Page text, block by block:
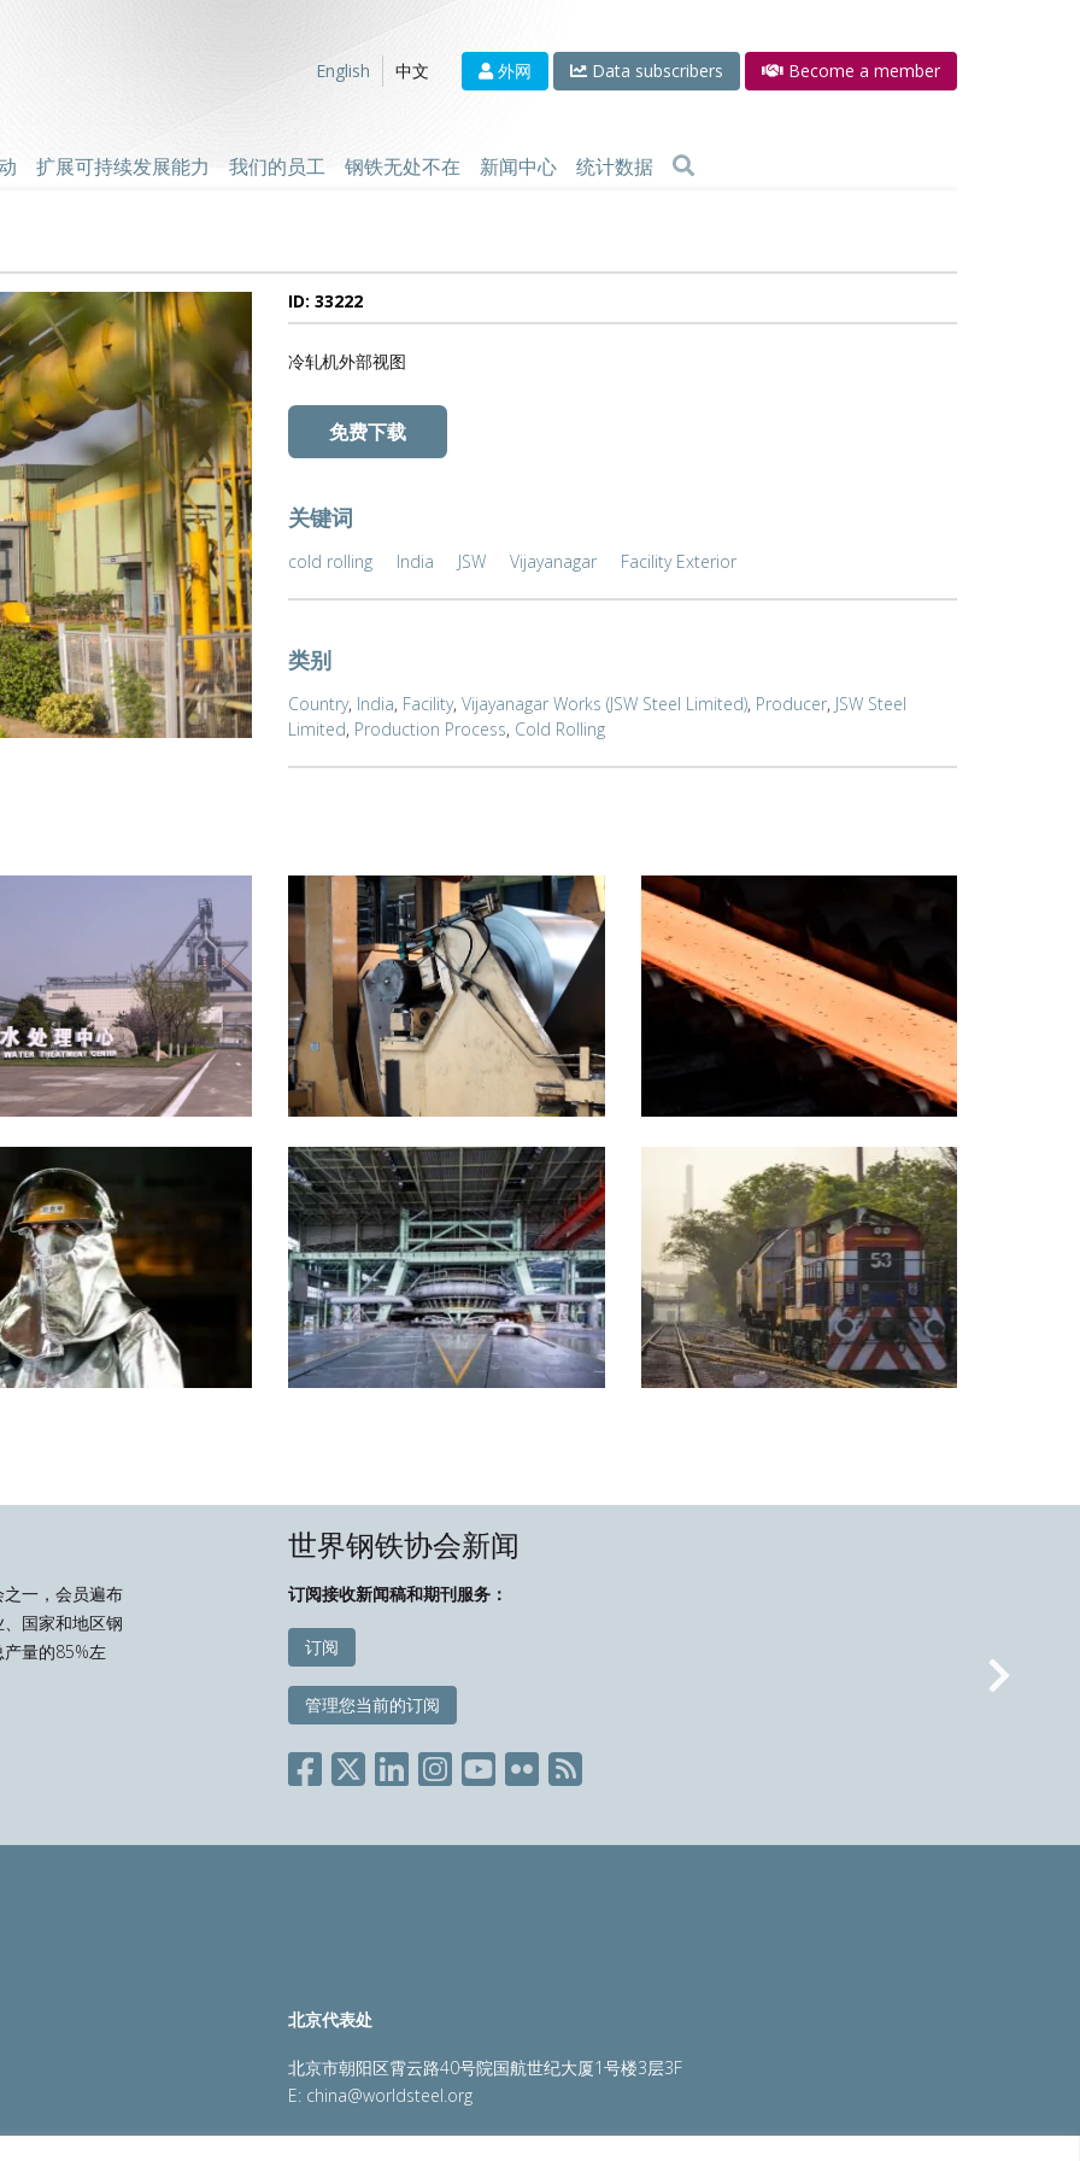
English 中文 外网 Data subscribers Become a member
扩展可持续发展能力 我们的员工 钢铁无处不在 新闻中心 统计数据
ID: 33222
冷轧机外部视图
免费下载
关键词
cold rolling India JSW Vijayanagar Facility Exterior
类别
Country, India, Facility, Vijayanagar Works (JSW Steel Limited), Producer, JSW Steel
Limited, Production Process, Cold Rolling
一，会员遍布
国家和地区钢
量的85%左
世界钢铁协会新闻
订阅接收新闻稿和期刊服务：
订阅
管理您当前的订阅 Next
北京代表处
北京市朝阳区霄云路40号院国航世纪大厦1号楼3层3F
E: china@worldsteel.org